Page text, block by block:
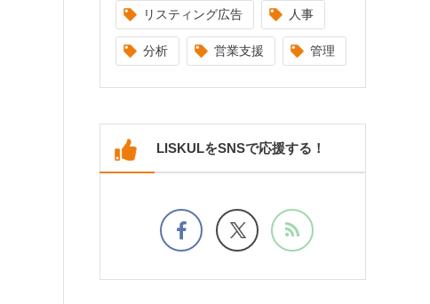
リスティング広告 人事
分析 営業支援 管理
LISKULをSNSで応援する！